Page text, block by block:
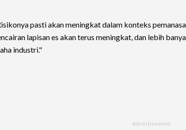
pasti akan meningkat dalam konteks
lapisan es akan terus meningkat, dan lebih
industri."